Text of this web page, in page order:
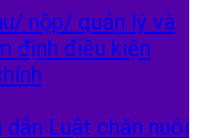
nộp/ quản lý và
định điều kiện
dẫn Luật chăn nuôi